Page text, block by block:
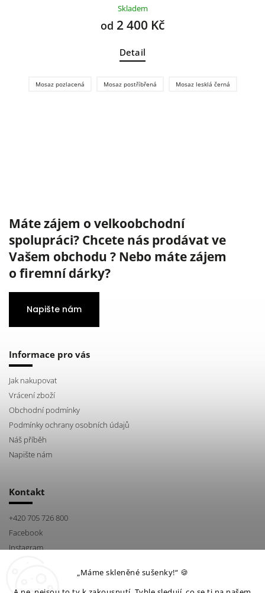
„Máme skleněné sušenky!“ 🍪
Skladem
od 2 400 Kč
Detail
Mosaz pozlacená Mosaz postříbřená Mosaz lesklá černá
Máte zájem o velkoobchodní
spolupráci? Chcete nás prodávat ve
Vašem obchodu ? Nebo máte zájem
o firemní dárky?
Napište nám
Informace pro vás
Jak nakupovat
Vrácení zboží
Obchodní podmínky
Podmínky ochrany osobních údajů
Náš příběh
Napište nám
Kontakt
+420 705 726 800
Facebook
Instagram